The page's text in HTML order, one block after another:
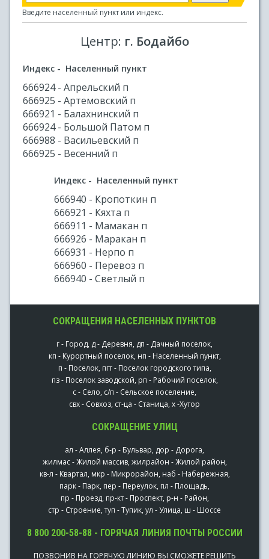
Введите населенный пункт или индекс.
Центр: г. Бодайбо
Индекс - Населенный пункт
666924 - Апрельский п
666925 - Артемовский п
666921 - Балахнинский п
666924 - Большой Патом п
666988 - Васильевский п
666925 - Весенний п
Индекс - Населенный пункт
666940 - Кропоткин п
666921 - Кяхта п
666911 - Мамакан п
666926 - Маракан п
666931 - Нерпо п
666960 - Перевоз п
666940 - Светлый п
СОКРАЩЕНИЯ НАСЕЛЕННЫХ ПУНКТОВ
г - Город, д - Деревня, дп - Дачный поселок,
кп - Курортный поселок, нп - Населенный пункт,
п - Поселок, пгт - Поселок городского типа,
пз - Поселок заводской, рп - Рабочий поселок,
с - Село, с/п - Сельское поселение,
свх - Совхоз, ст-ца - Станица, х -Хутор
СОКРАЩЕНИЕ УЛИЦ
ал - Аллея, б-р - Бульвар, дор - Дорога,
жилмас - Жилой массив, жилрайон - Жилой район,
кв-л - Квартал, мкр - Микрорайон, наб - Набережная,
парк - Парк, пер - Переулок, пл - Площадь,
пр - Проезд, пр-кт - Проспект, р-н - Район,
стр - Строение, туп - Тупик, ул - Улица, ш - Шоссе
8 800 200-58-88 - ГОРЯЧАЯ ЛИНИЯ ПОЧТЫ РОССИИ
ПОЗВОНИВ НА ГОРЯЧУЮ ЛИНИЮ ВЫ СМОЖЕТЕ РЕШИТЬ